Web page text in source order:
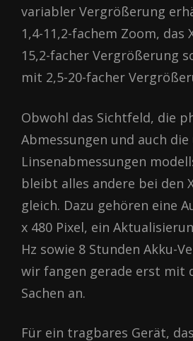
variabler Vergrößerung
1,4-11,2-fachem Zoom, das
15,2-facher Vergrößerung
mit 2,5-20-facher
Obwohl das Sichtfeld, die
Abmessungen und auch
Linsenabmessungen
bleibt alles andere bei den
gleich. Dazu gehören eine
x 480 Pixel, ein
Hz sowie 8 Stunden Akku-
wir fangen gerade erst mit
Sachen an.
Für ein tragbares Gerät,